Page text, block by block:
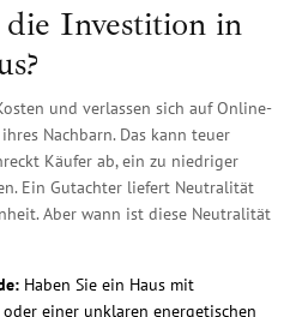
Investition in
und verlassen sich auf Online-
Nachbarn. Das kann teuer
Käufer ab, ein zu niedriger
Ein Gutachter liefert Neutralität
Aber wann ist diese Neutralität
Haben Sie ein Haus mit
einer unklaren energetischen